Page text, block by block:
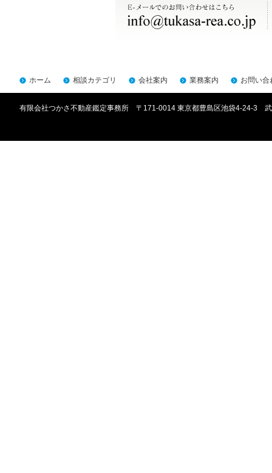
ホーム 相談カテゴリ 会社案内 業務案内 お問い合
有限会社つかさ不動産鑑定事務所 〒171-0014 東京都豊島区池袋4-24-3